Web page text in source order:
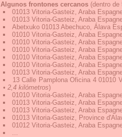
Algunos frontones cercanos (dentro
01013 Vitoria-Gasteiz, Araba
01013 Vitoria-Gasteiz, Araba
Abetxuko 01013 Abechuco, Álava
01010 Vitoria-Gasteiz, Araba
01010 Vitoria-Gasteiz, Araba
01010 Vitoria-Gasteiz, Araba
01010 Vitoria-Gasteiz, Araba
01010 Vitoria-Gasteiz, Araba
01013 Vitoria-Gasteiz, Araba
13 Calle Pamplona Oficina 4 01010
• 2,4 kilómetros)
01010 Vitoria-Gasteiz, Araba
01013 Vitoria-Gasteiz, Araba
01013 Vitoria-Gasteiz, Araba
01013 Vitoria-Gasteiz, Province
01012 Vitoria-Gasteiz, Araba
...